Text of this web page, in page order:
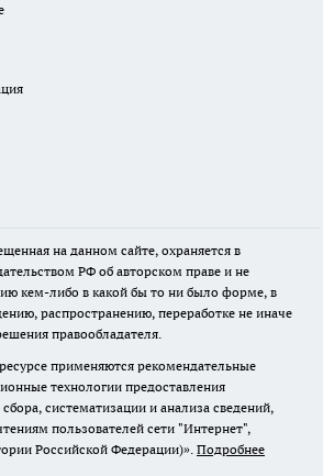
на данном сайте, охраняется в
РФ об авторском праве и не
кем-либо в какой бы то ни было форме, в
распространению, переработке не иначе
правообладателя.
применяются рекомендательные
технологии предоставления
систематизации и анализа сведений,
пользователей сети "Интернет",
Российской Федерации)». Подробнее